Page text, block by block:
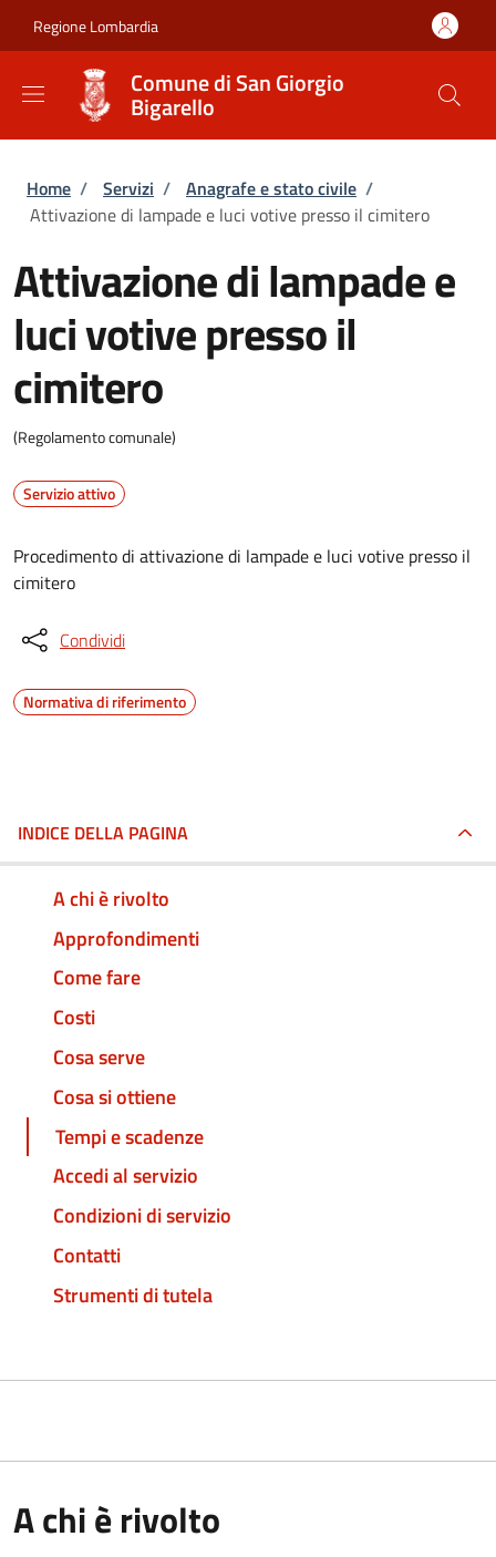
Regione Lombardia
Comune di San Giorgio
Bigarello
Briciole di pane
Home / Servizi / Anagrafe e stato civile /
Attivazione di lampade e luci votive presso il cimitero
Attivazione di lampade e
luci votive presso il
cimitero
(Regolamento comunale)
Servizio attivo
Procedimento di attivazione di lampade e luci votive presso il
cimitero
Condividi
Normativa di riferimento
INDICE DELLA PAGINA
A chi è rivolto
Approfondimenti
Come fare
Costi
Cosa serve
Cosa si ottiene
Tempi e scadenze
Accedi al servizio
Condizioni di servizio
Contatti
Strumenti di tutela
A chi è rivolto